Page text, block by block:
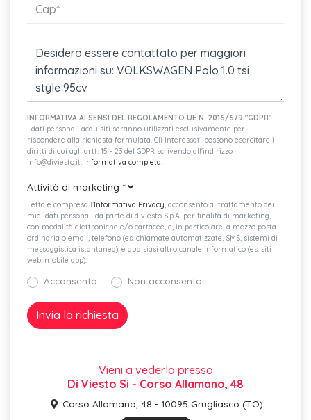
Regolazione dinamica della profondità dei fari anteriori
Rivestimento dei sedili in tessuto "tracks 2"
Airbag centrale
Sistema di frenata anticollisione multipla - multi collision brake
Front assist con frenata di emergenza
Spia controllo pneumatici
Cintura di sicurezza a tre punti per il sedile posteriore
Cinture di sicurezza anteriori e post. automatiche a 3 punti
Lane assist - sistema di mantenimento della corsia
Tappetini anteriori e posteriori in materiale riciclato
Vano portaoggetti sotto il sedile del passeggero
INFORMATIVA AI SENSI DEL REGOLAMENTO UE N. 2016/679 "GDPR"
I dati personali acquisiti saranno utilizzati esclusivamente per
rispondere alla richiesta formulata. Gli Interessati possono esercitare i
diritti di cui agli artt. 15 - 23 del GDPR scrivendo all'indirizzo
info@diviesto.it. Informativa completa.
Attività di marketing *
Letta e compresa l’Informativa Privacy, acconsento al trattamento dei
miei dati personali da parte di diviesto S.p.A. per finalità di marketing,
con modalità elettroniche e/o cartacee, e, in particolare, a mezzo posta
ordinaria o email, telefono (es. chiamate automatizzate, SMS, sistemi di
messaggistica istantanea), e qualsiasi altro canale informatico (es. siti
web, mobile app).
Acconsento Non acconsento
Vieni a vederla presso
Di Viesto Si - Corso Allamano, 48
Corso Allamano, 48 - 10095 Grugliasco (TO)